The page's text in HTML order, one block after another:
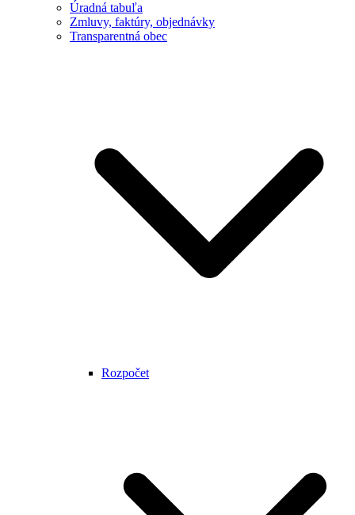
Úradná tabuľa
Zmluvy, faktúry, objednávky
Transparentná obec
Rozpočet